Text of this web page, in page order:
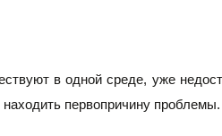
в одной среде, уже
первопричину проблемы.